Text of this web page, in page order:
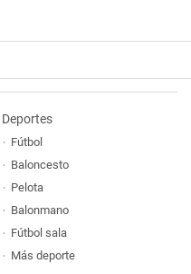
Deportes
Fútbol
Baloncesto
Pelota
Balonmano
Fútbol sala
Más deporte